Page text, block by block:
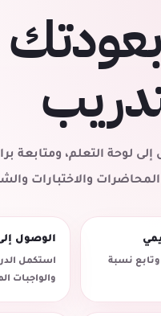
لوحة التعلم، ومتابعة
المحاضرات والاختبارات
نسبة
الوصول
استكمل
والواجبات